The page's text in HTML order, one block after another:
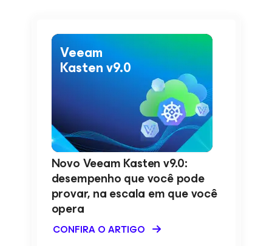
Veeam
Kasten v9.0
Novo Veeam Kasten v9.0:
desempenho que você pode
provar, na escala em que você
opera
CONFIRA O ARTIGO